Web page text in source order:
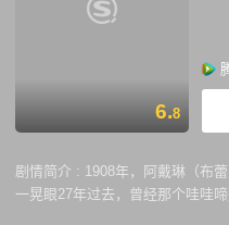
6.8
剧情简介 : 1908年，阿戴琳（布
一晃眼27年过去，曾经那个哇哇
自己的家庭，成为了一名母亲。